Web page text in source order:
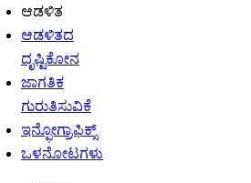
ಆಡಳಿತ
ಆಡಳಿತದ
ದೃಷ್ಟಿಕೋನ
ಜಾಗತಿಕ
ಗುರುತಿಸುವಿಕೆ
ಇನ್ಫೋಗ್ರಾಫಿಕ್ಸ್
ಒಳನೋಟಗಳು